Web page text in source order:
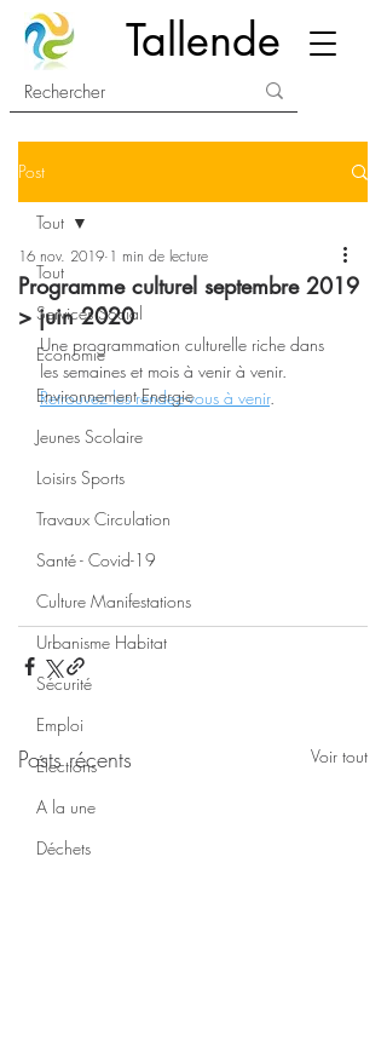
Tallende
Post
Tout
Services Social
Economie
Environnement Energie
Jeunes Scolaire
Loisirs Sports
Travaux Circulation
Santé - Covid-19
Culture Manifestations
Urbanisme Habitat
Sécurité
Emploi
Élections
A la une
Déchets
Tout
Programme culturel septembre 2019
> juin 2020
16 nov. 2019 1 min de lecture
Une programmation culturelle riche dans
les semaines et mois à venir à venir.
Retrouvez les rendez-vous à venir.
Posts récents Voir tout